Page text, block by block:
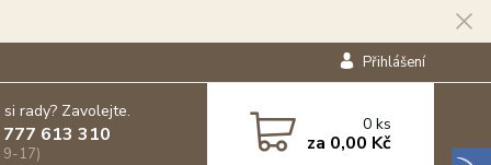
Přihlášení
rady? Zavolejte.
613 310
9-17)
0ks
za 0,00 Kč